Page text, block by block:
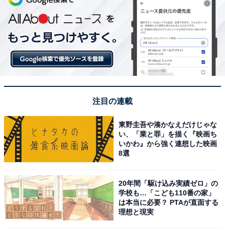
注目の連載
東野圭吾や湊かなえだけじゃな
い、「業と罪」を描く『映画ち
いかわ』から強く連想した映画
8選
20年間「駆け込み実績ゼロ」の
学校も…「こども110番の家」
は本当に必要？ PTAが直面する
理想と現実